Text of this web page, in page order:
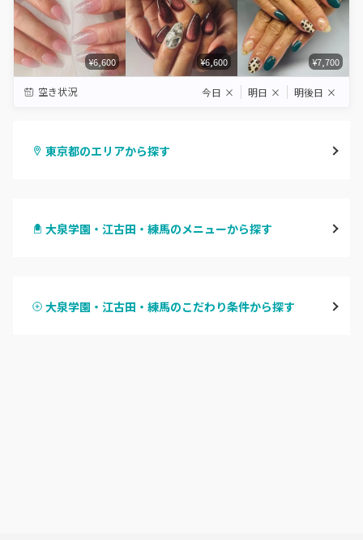
¥6,600 ¥6,600 ¥7,700
空き状況 今日 × 明日 × 明後日 ×
東京都のエリアから探す
原宿
大泉学園・江古田・練馬のメニューから探す
ハンドスカルプ
大泉学園・江古田・練馬のこだわり条件から探す